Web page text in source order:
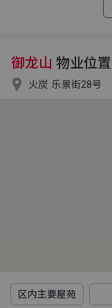
御龙山 物业位置
 火炭 乐景街28号
区内主要屋苑